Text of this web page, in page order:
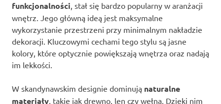
funkcjonalności, stał się bardzo popularny w aranżacji
wnętrz. Jego główną ideą jest maksymalne
wykorzystanie przestrzeni przy minimalnym nakładzie
dekoracji. Kluczowymi cechami tego stylu są jasne
kolory, które optycznie powiększają wnętrza oraz nadają
im lekkości.
W skandynawskim designie dominują naturalne
materiały, takie jak drewno, len czy wełna. Dzięki nim